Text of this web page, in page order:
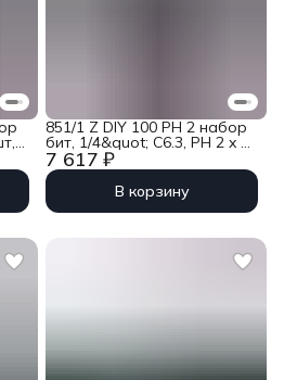
7 617 ₽
851/1 Z DIY 100 PH 2 набор
бит, 1/4&quot; C6.3, PH 2 x 25
мм, 100 шт Wera WE-072441
В корзину